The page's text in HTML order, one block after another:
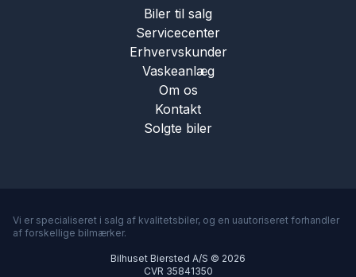
Biler til salg
Servicecenter
Erhvervskunder
Vaskeanlæg
Om os
Kontakt
Solgte biler
Vi er specialiseret i salg af kvalitetsbiler, og en uautoriseret forhandler
af forskellige bilmærker.
Bilhuset Biersted A/S © 2026
CVR 35841350